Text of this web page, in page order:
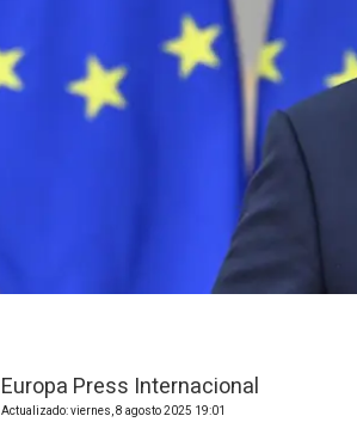
Europa Press Internacional
Actualizado: viernes, 8 agosto 2025 19:01